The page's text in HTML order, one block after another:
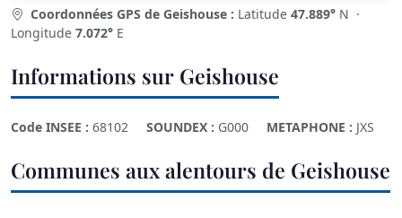
Coordonnées GPS de Geishouse : Latitude 47.889° N ·
Longitude 7.072° E
Informations sur Geishouse
Code INSEE : 68102 SOUNDEX : G000 METAPHONE : JXS
Communes aux alentours de Geishouse